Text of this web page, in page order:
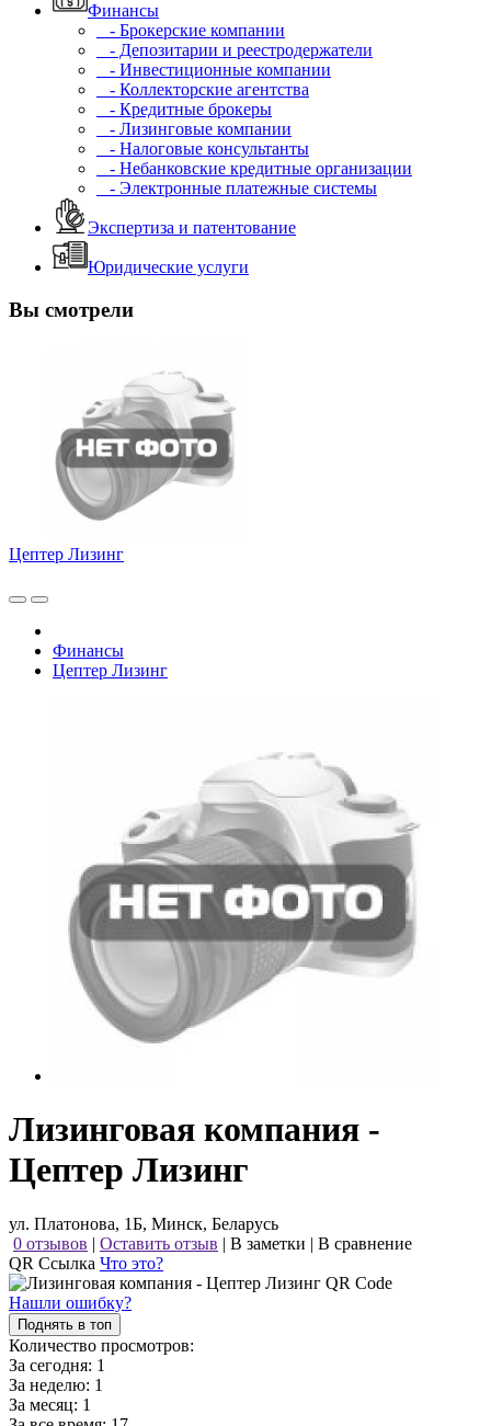
Финансы
- Брокерские компании
- Депозитарии и реестродержатели
- Инвестиционные компании
- Коллекторские агентства
- Кредитные брокеры
- Лизинговые компании
- Налоговые консультанты
- Небанковские кредитные организации
- Электронные платежные системы
Экспертиза и патентование
Юридические услуги
Вы смотрели
Цептер Лизинг
Финансы
Цептер Лизинг
Лизинговая компания -
Цептер Лизинг
ул. Платонова, 1Б, Минск, Беларусь
0 отзывов | Оставить отзыв | В заметки | В сравнение
QR Ссылка Что это?
Нашли ошибку?
Поднять в топ
Количество просмотров:
За сегодня: 1
За неделю: 1
За месяц: 1